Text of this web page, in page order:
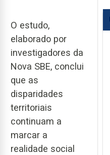
O estudo,
elaborado por
investigadores da
Nova SBE, conclui
que as
disparidades
territoriais
continuam a
marcar a
realidade social